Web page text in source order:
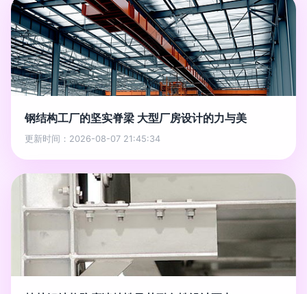
钢结构工厂的坚实脊梁 大型厂房设计的力与美
更新时间：2026-08-07 21:45:34